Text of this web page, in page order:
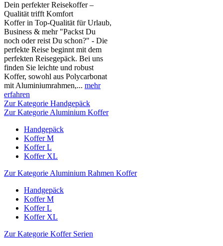
Dein perfekter Reisekoffer –
Qualität trifft Komfort
Koffer in Top-Qualität für Urlaub,
Business & mehr "Packst Du
noch oder reist Du schon?" - Die
perfekte Reise beginnt mit dem
perfekten Reisegepäck. Bei uns
finden Sie leichte und robust
Koffer, sowohl aus Polycarbonat
mit Aluminiumrahmen,... mehr
erfahren
Zur Kategorie Handgepäck
Zur Kategorie Aluminium Koffer
Handgepäck
Koffer M
Koffer L
Koffer XL
Zur Kategorie Aluminium Rahmen Koffer
Handgepäck
Koffer M
Koffer L
Koffer XL
Zur Kategorie Koffer Serien